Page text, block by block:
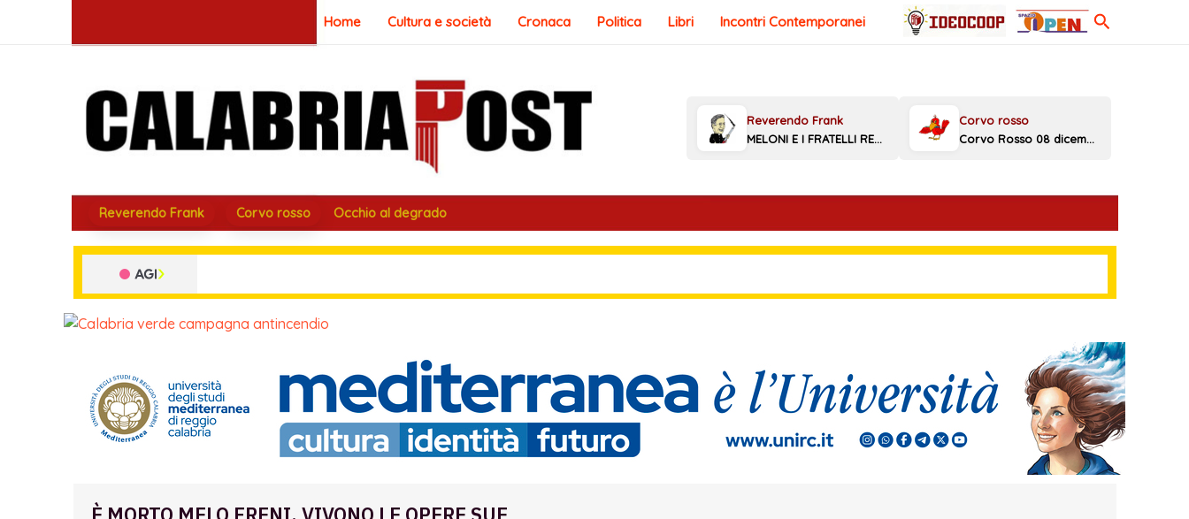
Home Cultura e società Cronaca Politica Libri Incontri Contemporanei Cerca
Reverendo Frank Corvo rosso Occhio al degrado
MELONI E I FRATELLI REGGINI Corvo Rosso 08 dicembre 2025